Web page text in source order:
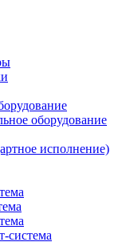
оборудование
исполнение)
система